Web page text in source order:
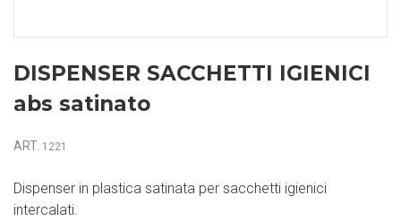
DISPENSER SACCHETTI IGIENICI
abs satinato
ART. 1221
Dispenser in plastica satinata per sacchetti igienici
intercalati.